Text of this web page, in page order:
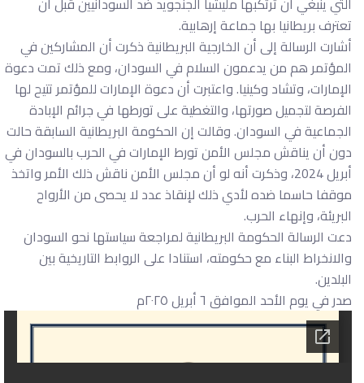
تعترف بريطانيا بها جماعة إرهابية.
أشارت الرسالة إلى أن الخارجية البريطانية ذكرت أن المشاركين في
المؤتمر هم من يدعمون السلام في السودان، ومع ذلك تمت دعوة
الإمارات، وتشاد وكينيا. واعتبرت أن دعوة الإمارات للمؤتمر تتيح لها
الفرصة لتجميل صورتها، والتغطية على تورطها في جرائم الإبادة
الجماعية في السودان. وقالت إن الحكومة البريطانية السابقة حالت
دون أن يناقش مجلس الأمن تورط الإمارات في الحرب بالسودان في
أبريل 2024، وذكرت أنه لو أن مجلس الأمن ناقش ذلك الأمر واتخذ
موقفا حاسما ضده لأدي ذلك لإنقاذ عدد لا يحصى من الأرواح
البريئة، وإنهاء الحرب.
دعت الرسالة الحكومة البريطانية لمراجعة سياستها نحو السودان
والانخراط البناء مع حكومته، استنادا على الروابط التاريخية بين
البلدين.
صدر في يوم الأحد الموافق ٦ أبريل ٢٠٢٥م